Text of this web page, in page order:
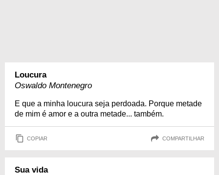
Loucura
Oswaldo Montenegro
E que a minha loucura seja perdoada. Porque metade
de mim é amor e a outra metade... também.
COPIAR COMPARTILHAR
Sua vida